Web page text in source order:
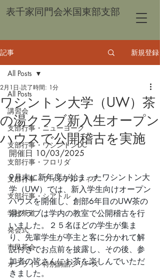
表千家同門会米国東部支部
記事 新規登録
All Posts
講習会
支部行事・ニューヨーク
支部行事・ワシントンDC
支部行事・フロリダ
支部行事・フィラデルフィア
支部行事・シアトル
学校茶道
発会式
市民茶会
オンライン特別講話シリーズ
All Posts
ワシントン大学（UW）茶
の湯クラブ新入生オープン
ハウスで公開稽古を実施
2月1日 読了時間: 1分
開催日 10/03/2025
9月末に新年度が始まったワシントン大
学（UW）では、新入学生向けオープン
ハウスを開催し、創部6年目のUW茶の
湯クラブは学内の教室で公開稽古を行
いました。２５名ほどの学生が集ま
り、先輩学生が亭主と客に分かれて解
説付きでお点前を披露し、その後、参
加者の皆さんにお茶を楽しんでいただ
きました。